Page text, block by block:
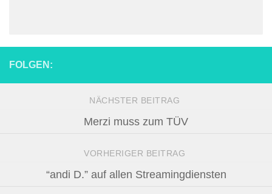
FOLGEN:
NÄCHSTER BEITRAG
Merzi muss zum TÜV
VORHERIGER BEITRAG
“andi D.” auf allen Streamingdiensten